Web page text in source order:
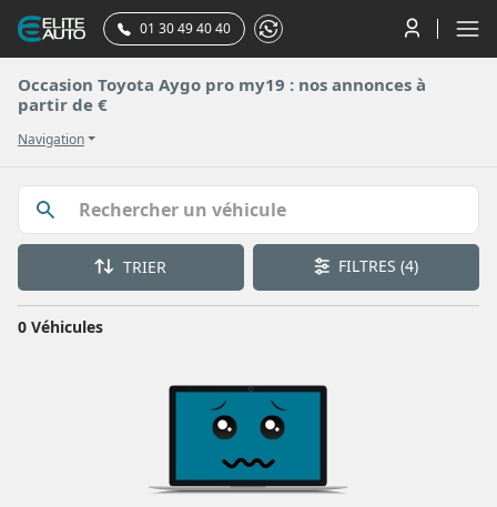
01 30 49 40 40
Occasion Toyota Aygo pro my19 : nos annonces à
partir de €
Navigation
TRIER FILTRES(4)
0 Véhicules